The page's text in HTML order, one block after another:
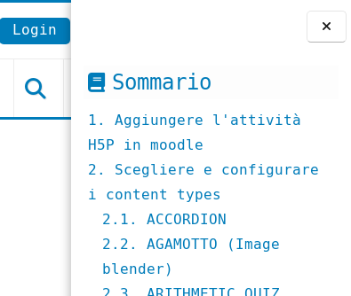
Blocchi
Sommario
1. Aggiungere l'attività
H5P in moodle
2. Scegliere e configurare
i content types
2.1. ACCORDION
2.2. AGAMOTTO (Image
blender)
Login